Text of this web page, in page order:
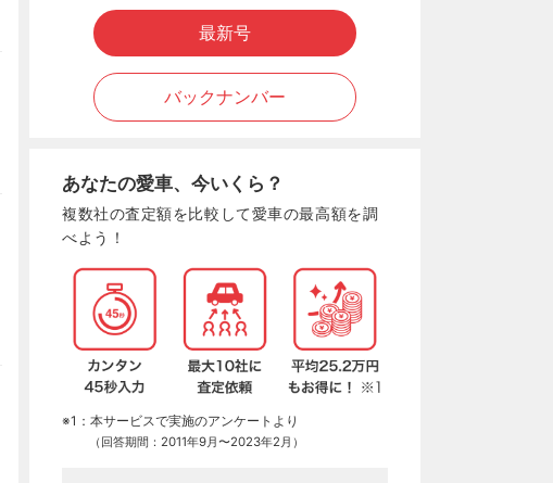
最新号
バックナンバー
あなたの愛車、今いくら？
複数社の査定額を比較して愛車の最高額を調
べよう！
※1：本サービスで実施のアンケートより
（回答期間：2011年9月〜2023年2月）